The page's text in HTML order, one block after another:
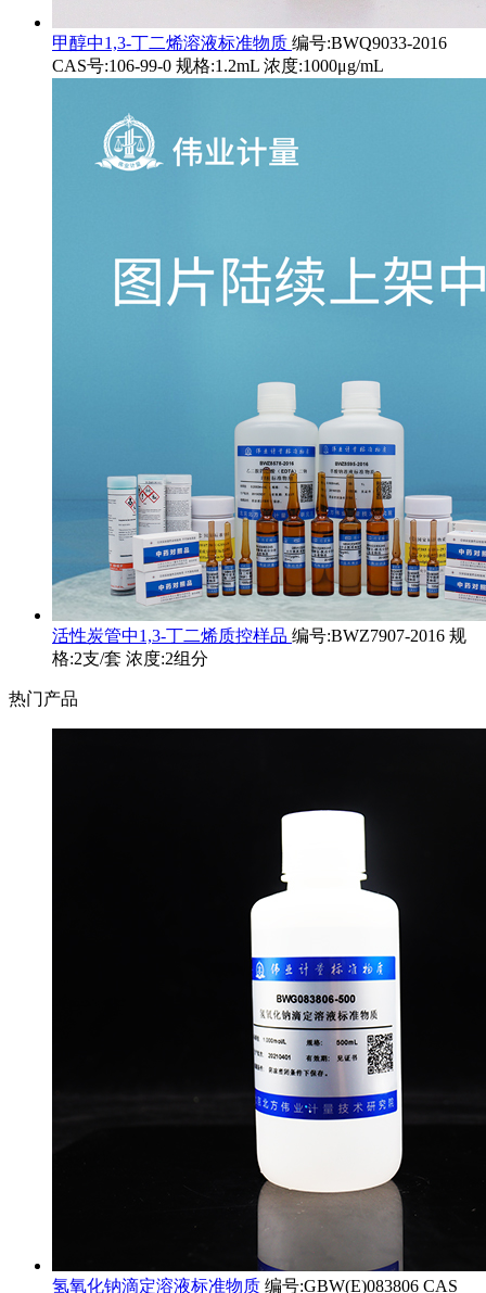
甲醇中1,3-丁二烯溶液标准物质 编号:BWQ9033-2016
CAS号:106-99-0 规格:1.2mL 浓度:1000μg/mL
活性炭管中1,3-丁二烯质控样品 编号:BWZ7907-2016 规
格:2支/套 浓度:2组分
热门产品
氢氧化钠滴定溶液标准物质 编号:GBW(E)083806 CAS